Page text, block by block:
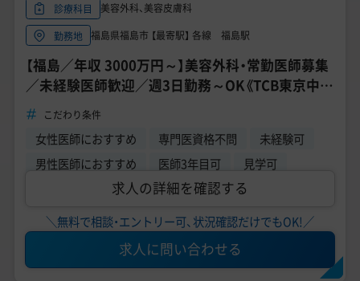
診療科目
美容外科、美容皮膚科
勤務地 福島県福島市 【最寄駅】 各線 福島駅
【福島／年収 3000万円～】美容外科・常勤医師募集
／未経験医師歓迎／週3日勤務～OK《TCB東京中央
美容外科 福島院》
こだわり条件
女性医師におすすめ 専門医資格不問
未経験可
男性医師におすすめ
医師3年目可 見学可
求人の詳細を確認する
＼無料で相談・エントリー可、状況確認だけでもOK!／
求人に問い合わせる